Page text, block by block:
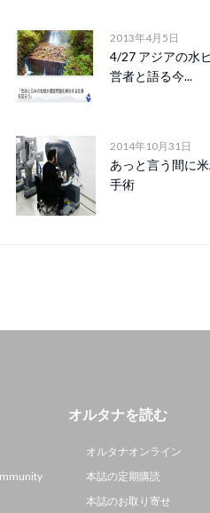
2013年4月5日
4/27 アジアの水
営者と語る今...
2014年10月31日
あっと言う間に
手術
オルタナを読む
オルタナオンライン
本誌の定期購読
本誌のお取り寄せ